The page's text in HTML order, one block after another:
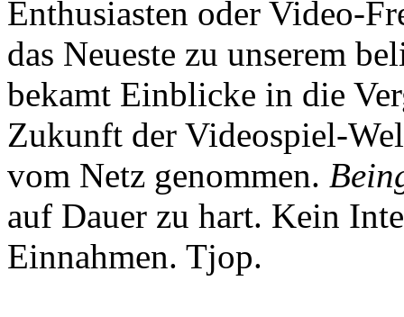
Enthusiasten oder Video-
das Neueste zu unserem
bekamt Einblicke in die
Zukunft der Videospiel-
vom Netz genommen.
auf Dauer zu hart. Kein
Einnahmen. Tjop.